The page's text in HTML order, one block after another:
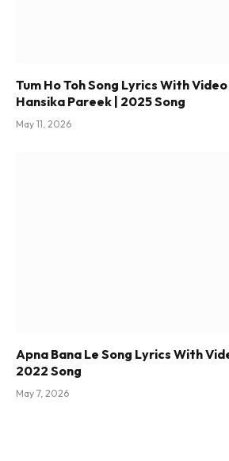
Tum Ho Toh Song Lyrics With
Hansika Pareek | 2025 Song
May 11, 2026
Apna Bana Le Song Lyrics With
2022 Song
May 7, 2026